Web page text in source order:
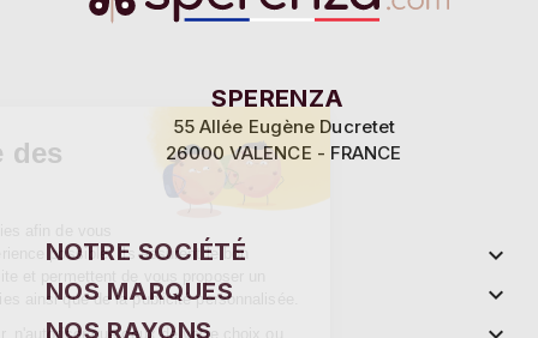
SPERENZA
55 Allée Eugène Ducretet
26000 VALENCE - FRANCE
NOTRE SOCIÉTÉ

NOS MARQUES

NOS RAYONS
Ce site utilise des
proposer la meilleure expérience possible. Ils assurent le bon
contenu adapté à vos envies ainsi que de la publicité personnalisée.
Vous pouvez tout autoriser, n'autoriser que ceux de votre choix ou